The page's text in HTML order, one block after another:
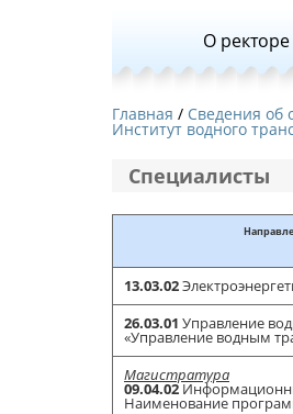
О ректоре
Главная Сведения об
Институт водного
Специалисты
13.03.02
26.03.01 Управление
«Управление водным
Магистратура
09.04.02
Наименование